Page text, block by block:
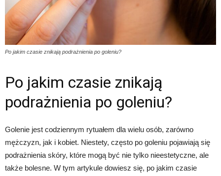
Po jakim czasie znikają podrażnienia po goleniu?
Po jakim czasie znikają
podrażnienia po goleniu?
Golenie jest codziennym rytuałem dla wielu osób, zarówno
mężczyzn, jak i kobiet. Niestety, często po goleniu pojawiają się
podrażnienia skóry, które mogą być nie tylko nieestetyczne, ale
także bolesne. W tym artykule dowiesz się, po jakim czasie